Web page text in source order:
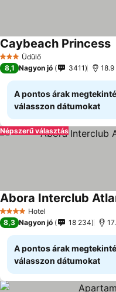
3 Kategória
Üdülő
Caybeach Princess
8,1 Nagyon jó 3411
A pontos árak
válasszon dátumokat
Népszerű választás
4 KategóriaHotel
Abora Interclub
8,3 Nagyon jó 18 234
A pontos árak
válasszon dátumokat